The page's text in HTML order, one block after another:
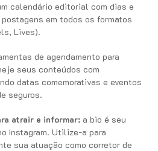
calendário editorial com dias e
em todos os formatos
Lives).
de agendamento para
seus conteúdos com
datas comemorativas e eventos
seguros.
atrair e informar: a bio é seu
Instagram. Utilize-a para
sua atuação como corretor de